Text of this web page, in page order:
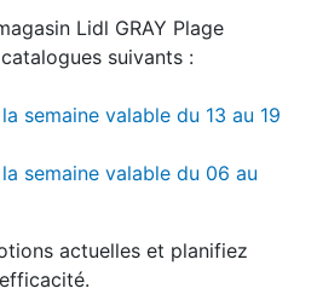
Lidl GRAY Plage
suivants :
semaine valable du 13 au 19
semaine valable du 06 au
actuelles et planifiez